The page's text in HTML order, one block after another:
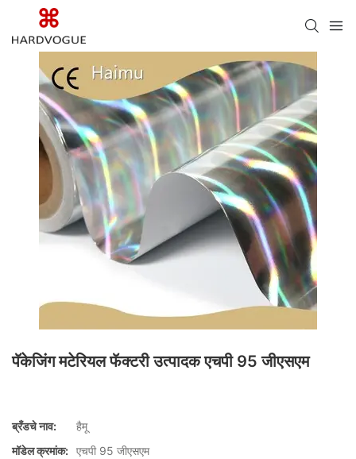
पॅकेजिंग मटेरियल फॅक्टरी उत्पादक एचपी 95 जीएसएम
ब्रँडचे नाव:
हैमू
मॉडेल क्रमांक: एचपी 95 जीएसएम